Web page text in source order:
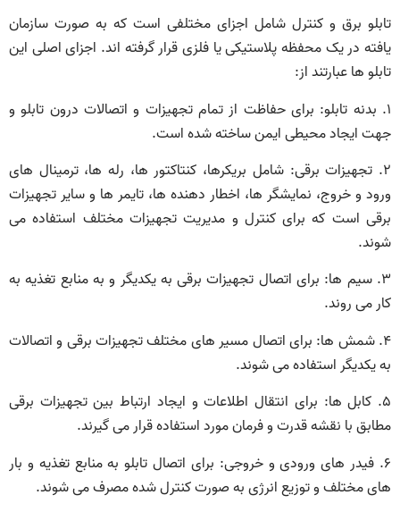
تابلو برق و کنترل شامل اجزای مختلفی است که به صورت سازمان‌
یافته در یک محفظه پلاستیکی یا فلزی قرار گرفته اند. اجزای اصلی این
تابلو ها عبارتند از:
۱. بدنه تابلو: برای حفاظت از تمام تجهیزات و اتصالات درون تابلو و
جهت ایجاد محیطی ایمن ساخته شده است.
۲. تجهیزات برقی: شامل بریکرها، کنتاکتور ها، رله‌ ها، ترمینال‌ های
ورود و خروج، نمایشگر ها، اخطار دهنده‌ ها، تایمر ها و سایر تجهیزات
برقی است که برای کنترل و مدیریت تجهیزات مختلف استفاده می‌
شوند.
۳. سیم‌ ها: برای اتصال تجهیزات برقی به یکدیگر و به منابع تغذیه به
کار می روند.
۴. شمش‌ ها: برای اتصال مسیر های مختلف تجهیزات برقی و اتصالات
به یکدیگر استفاده می شوند.
۵. کابل‌ ها: برای انتقال اطلاعات و ایجاد ارتباط بین تجهیزات برقی
مطابق با نقشه قدرت و فرمان مورد استفاده قرار می گیرند.
۶. فیدر های ورودی و خروجی: برای اتصال تابلو به منابع تغذیه و بار
های مختلف و توزیع انرژی به صورت کنترل شده مصرف می شوند.